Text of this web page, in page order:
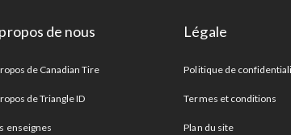
de nous
de Canadian Tire
de Triangle ID
enseignes
Légale
Politique de
Termes et conditions
Plan du site